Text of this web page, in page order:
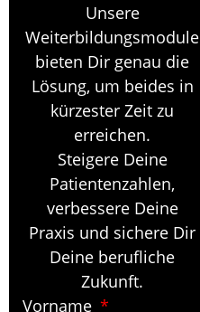
Unsere
Weiterbildungsmodule
bieten Dir genau die
Lösung, um beides in
kürzester Zeit zu
erreichen.
Steigere Deine
Patientenzahlen,
verbessere Deine
Praxis und sichere Dir
Deine berufliche
Zukunft.
Vorname